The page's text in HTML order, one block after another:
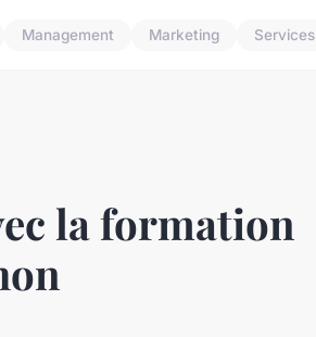
Management Marketing Services
la formation